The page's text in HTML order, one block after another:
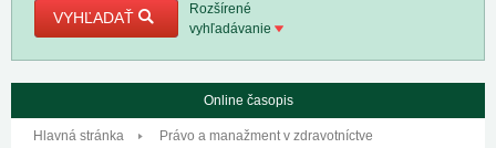
VYHĽADAŤ
Rozšírené
vyhľadávanie
Online časopis
Hlavná stránka Právo a manažment v zdravotníctve